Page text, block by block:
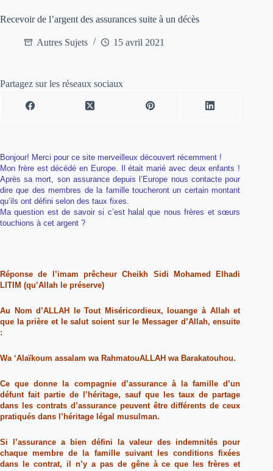
Recevoir de l’argent des assurances suite à un décès
Autres Sujets 15 avril 2021
Partagez sur les réseaux sociaux
Bonjour! Merci pour ce site merveilleux découvert récemment !
Mon frère est décédé en Europe. Il était marié avec deux enfants !
Après sa mort, son assurance depuis l’Europe nous contacte pour
dire que des membres de la famille toucheront un certain montant
qu’ils ont défini selon des taux fixes.
Ma question est de savoir si c’est halal que nous frères et sœurs
touchions à cet argent ?
Réponse de l’imam prêcheur Cheikh Sidi Mohamed Elhadi
LITIM (qu’Allah le préserve)
Au Nom d’ALLAH le Tout Miséricordieux, louange à Allah et
que la prière et le salut soient sur le Messager d’Allah, ensuite
:
Wa ‘Alaïkoum assalam wa RahmatouALLAH wa Barakatouhou.
Ce que donne la compagnie d’assurance à la famille d’un
défunt fait partie de l’héritage, sauf que les taux de partage
dans les contrats d’assurance peuvent être différents de ceux
pratiqués dans l’héritage légal musulman.
Si l’assurance a bien défini la valeur des indemnités pour
chaque membre de la famille suivant les conditions fixées
dans le contrat, il n’y a pas de gêne à ce que les frères et